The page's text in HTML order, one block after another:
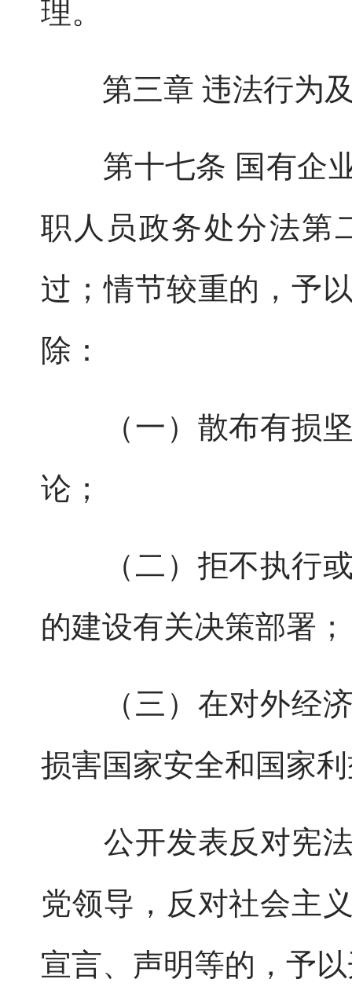
理。
第三章 违法行为及
第十七条 国有企业
职人员政务处分法第
过；情节较重的，予
除：
（一）散布有损坚
论；
（二）拒不执行或
的建设有关决策部署；
（三）在对外经济
损害国家安全和国家
公开发表反对宪法
党领导，反对社会主
宣言、声明等的，予